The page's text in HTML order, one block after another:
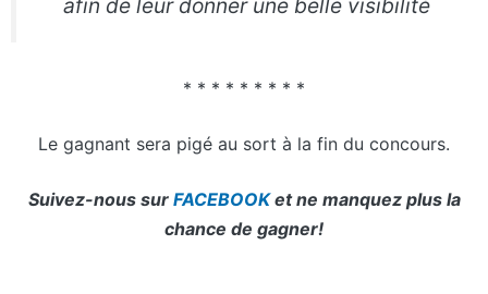
* * * * * * * * *
Le gagnant sera pigé au sort à la fin du concours.
Suivez-nous sur FACEBOOKet ne manquez plus la
chance de gagner!